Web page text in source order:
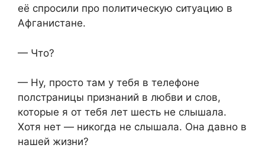
её спросили про политическую ситуацию в
Афганистане.
— Что?
— Ну, просто там у тебя в телефоне
полстраницы признаний в любви и слов,
которые я от тебя лет шесть не слышала.
Хотя нет — никогда не слышала. Она давно в
нашей жизни?